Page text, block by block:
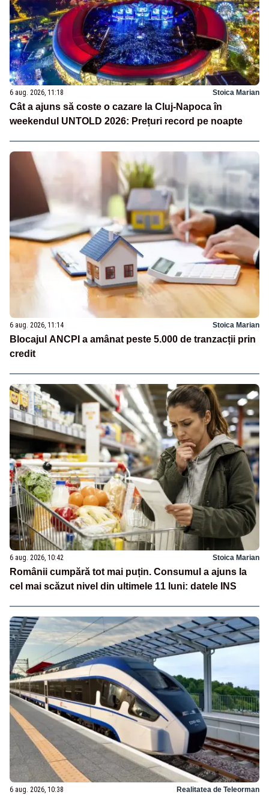
6 aug. 2026, 11:18 Stoica Marian
Cât a ajuns să coste o cazare la Cluj-Napoca în
weekendul UNTOLD 2026: Prețuri record pe noapte
6 aug. 2026, 11:14 Stoica Marian
Blocajul ANCPI a amânat peste 5.000 de tranzacții prin
credit
6 aug. 2026, 10:42 Stoica Marian
Românii cumpără tot mai puțin. Consumul a ajuns la
cel mai scăzut nivel din ultimele 11 luni: datele INS
6 aug. 2026, 10:38 Realitatea de Teleorman